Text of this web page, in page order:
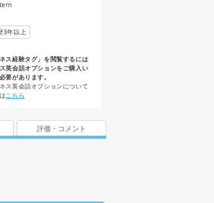
3年以上
ネス経験タグ」を閲覧するには
英会話オプションをご購入い
要があります。
ス英会話オプションについて
こちら
評価・コメント